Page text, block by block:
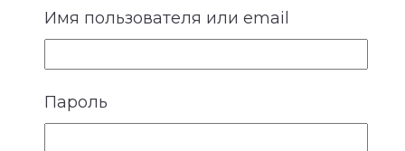
2. Таланты ребенка, увлечения и
хобби
Имя пользователя или email
Пароль